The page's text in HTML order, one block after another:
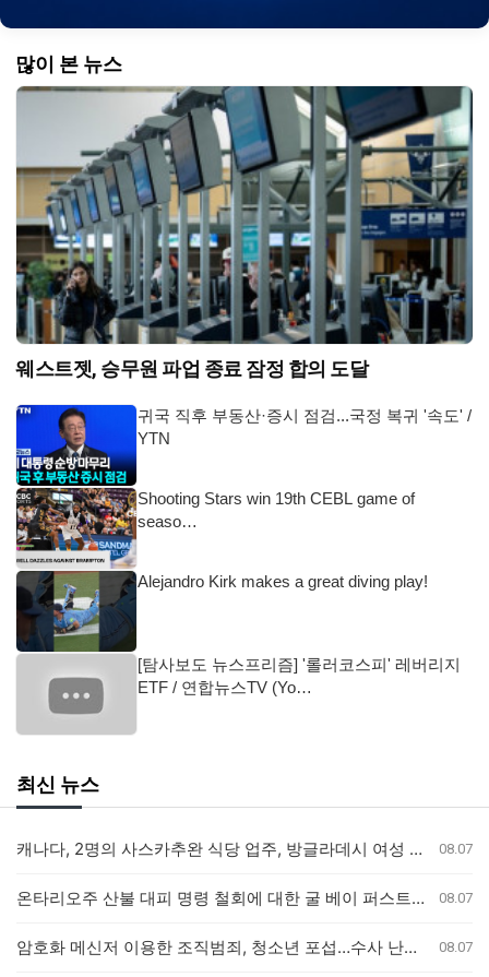
많이 본 뉴스
웨스트젯, 승무원 파업 종료 잠정 합의 도달
귀국 직후 부동산·증시 점검...국정 복귀 '속도' /
YTN
Shooting Stars win 19th CEBL game of
seaso…
Alejandro Kirk makes a great diving play!
[탐사보도 뉴스프리즘] '롤러코스피' 레버리지
ETF / 연합뉴스TV (Yo…
최신 뉴스
캐나다, 2명의 사스카추완 식당 업주, 방글라데시 여성 인신매매 유죄 판결 08.07
온타리오주 산불 대피 명령 철회에 대한 굴 베이 퍼스트 네이션의 강력 반발 08.07
암호화 메신저 이용한 조직범죄, 청소년 포섭…수사 난항 예고 08.07